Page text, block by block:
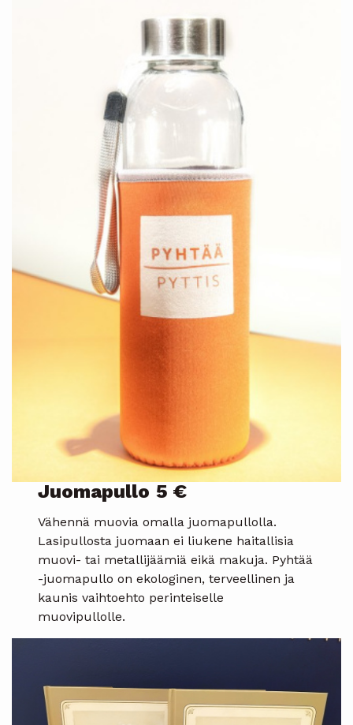
Juomapullo 5 €
Vähennä muovia omalla juomapullolla.
Lasipullosta juomaan ei liukene haitallisia
muovi- tai metallijäämiä eikä makuja. Pyhtää
-juomapullo on ekologinen, terveellinen ja
kaunis vaihtoehto perinteiselle
muovipullolle.